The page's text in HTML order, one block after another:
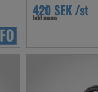
420 SEK /st
Inkl moms